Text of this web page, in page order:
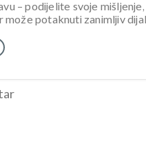
– podijelite svoje
može potaknuti zanimljiv